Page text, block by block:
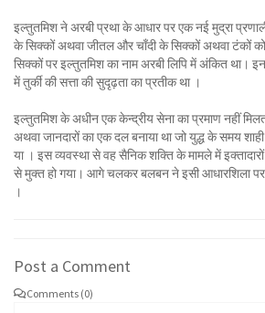
इल्तुतमिश ने अरबी प्रथा के आधार पर एक नई मुद्रा
के सिक्कों अथवा जीतल और चाँदी के सिक्कों अथवा टंकों
सिक्कों पर इल्तुतमिश का नाम अरबी लिपि में अंकित था।
में तुर्की की सत्ता की सुदृढ़ता का प्रतीक था ।
इल्तुतमिश के अधीन एक केन्द्रीय सेना का प्रमाण नहीं
अथवा जानदारों का एक दल बनाया था जो युद्ध के समय
या । इस व्यवस्था से वह सैनिक शक्ति के मामले में
से मुक्त हो गया। आगे चलकर बलबन ने इसी आधारशिला पर
।
Post a Comment
Comments (0)